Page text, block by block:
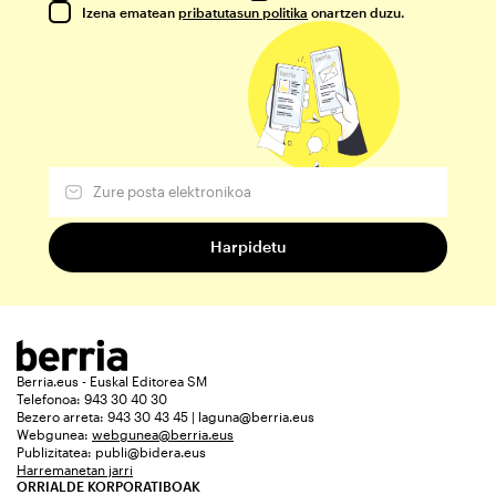
Izena ematean pribatutasun politika onartzen duzu.
Berria.eus - Euskal Editorea SM
Telefonoa: 943 30 40 30
Bezero arreta: 943 30 43 45 | laguna@berria.eus
Webgunea: webgunea@berria.eus
Publizitatea: publi@bidera.eus
Harremanetan jarri
ORRIALDE KORPORATIBOAK